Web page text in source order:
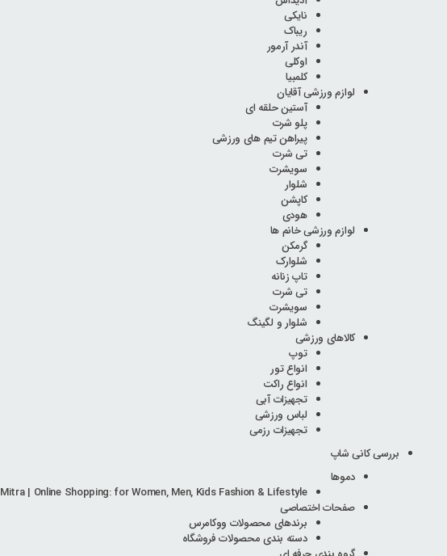
نایکی
ریباک
آندر آرمور
اوکلی
کلمبیا
لوازم ورزشی آقایان
آستین حلقه ای
پلو شرت
پیراهن تیم های ورزشی
تی شرت
سویشرت
شلوار
کاپشن
هودی
لوازم ورزشی خانم ها
گرمکن
شلوارک
تاپ زنانه
تی شرت
سویشرت
شلوار و لگینگ
کالاهای ورزشی
توپ
انواع تور
انواع راکت
تجهیزات آبی
لباس ورزشی
تجهیزات رزمی
بررسی کانی شاپ
دموها
Mitra | Online Shopping: for Women, Men, Kids Fashion & Lifestyle
صفحات اختصاصی
برندهای محصولات ووکامرس
دسته بندی محصولات فروشگاه